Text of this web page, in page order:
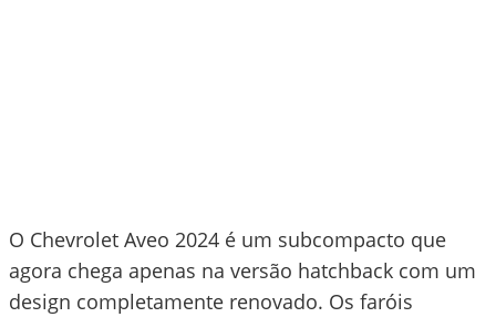
O Chevrolet Aveo 2024 é um subcompacto que
agora chega apenas na versão hatchback com um
design completamente renovado. Os faróis